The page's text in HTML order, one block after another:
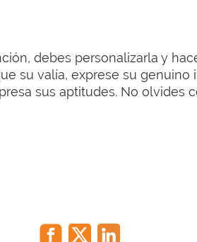
debes personalizarla y
su valía, exprese su
sus aptitudes. No olvides